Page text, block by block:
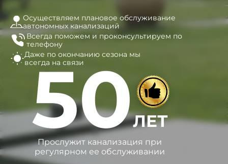
Осуществляем плановое обслуживание
автономных канализаций
Всегда поможем и проконсультируем по
телефону
Даже по окончанию сезона мы
всегда на связи
50ЛЕТ
Прослужит канализация при
регулярном ее обслуживании